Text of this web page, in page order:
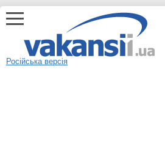
Російська версія